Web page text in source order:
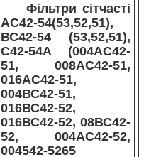
Фільтри сітчасті
АС42-54(53,52,51),
ВС42-54 (53,52,51),
С42-54А (004АС42-
51, 008АС42-51,
016АС42-51,
004ВС42-51,
016ВС42-52,
016ВС42-52, 08ВС42-
52, 004АС42-52,
004542-5265